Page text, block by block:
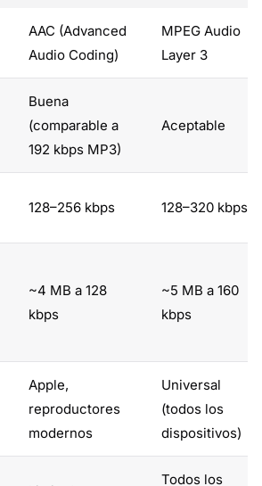
AAC (Advanced
Audio Coding)
MPEG Audio
Layer 3
Buena
(comparable a
192 kbps MP3)
Aceptable
128–256 kbps 128–320 kbps
~4 MB a 128
kbps
~5 MB a 160
kbps
Apple,
reproductores
modernos
Universal
(todos los
dispositivos)
Todos los